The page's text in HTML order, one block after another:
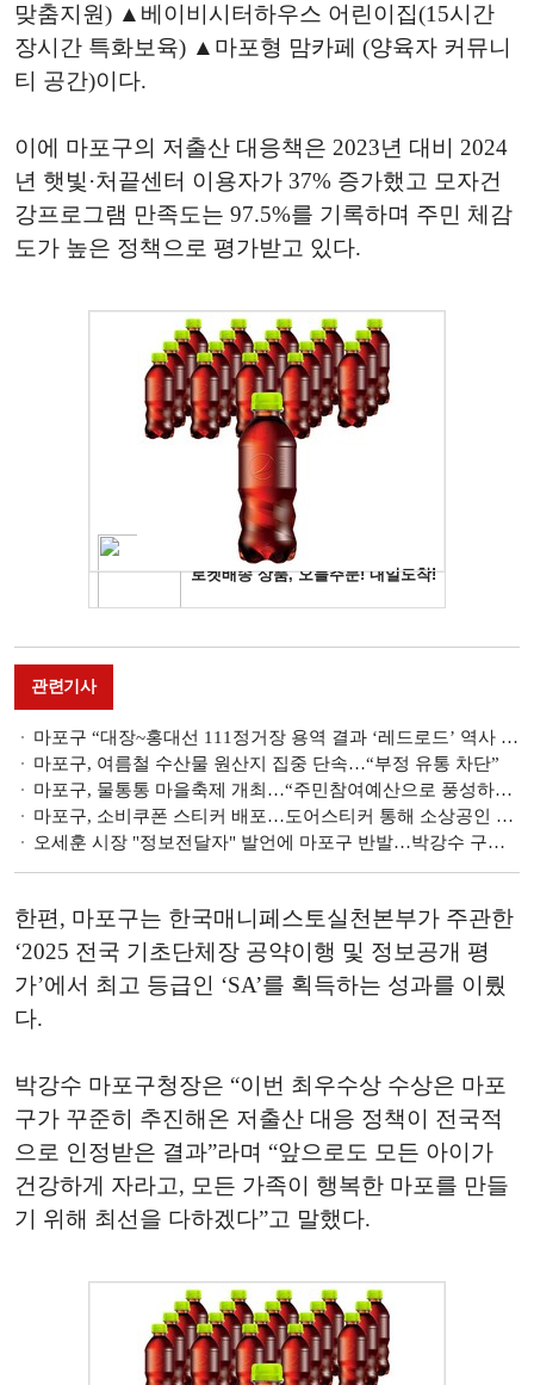
맞춤지원) ▲베이비시터하우스 어린이집(15시간
장시간 특화보육) ▲마포형 맘카페 (양육자 커뮤니
티 공간)이다.
이에 마포구의 저출산 대응책은 2023년 대비 2024
년 햇빛·처끝센터 이용자가 37% 증가했고 모자건
강프로그램 만족도는 97.5%를 기록하며 주민 체감
도가 높은 정책으로 평가받고 있다.
관련기사
마포구 “대장~홍대선 111정거장 용역 결과 ‘레드로드’ 역사 위치 부적절”
마포구, 여름철 수산물 원산지 집중 단속…“부정 유통 차단”
마포구, 물통통 마을축제 개최…“주민참여예산으로 풍성하게 준비”
마포구, 소비쿠폰 스티커 배포…도어스티커 통해 소상공인 매출 효과
오세훈 시장 "정보전달자" 발언에 마포구 반발…박강수 구청장 "소각장, 바로 잡을 것"
한편, 마포구는 한국매니페스토실천본부가 주관한
‘2025 전국 기초단체장 공약이행 및 정보공개 평
가’에서 최고 등급인 ‘SA’를 획득하는 성과를 이뤘
다.
박강수 마포구청장은 “이번 최우수상 수상은 마포
구가 꾸준히 추진해온 저출산 대응 정책이 전국적
으로 인정받은 결과”라며 “앞으로도 모든 아이가
건강하게 자라고, 모든 가족이 행복한 마포를 만들
기 위해 최선을 다하겠다”고 말했다.